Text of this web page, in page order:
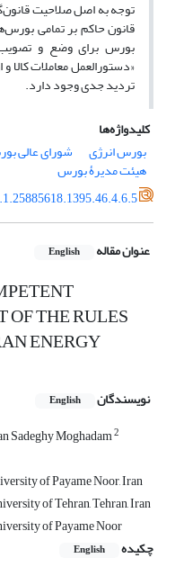
توجه به اصل صلاحیت
قانون حاکم بر تمامی
بورس برای وضع و تصویب
«دستورالعمل معاملات کالا و
تردید جدی وجود دارد.
کلیدواژه‌ها
بورس انرژی
شورای عالی
هیئت مدیرۀ بورس
عنوان مقاله English
THE RULES
ENERGY
نویسندگان English
Sadeghy Moghadam2
of Payame Noor, Iran
of Tehran, Tehran, Iran
of Payame Noor
چکیده
English